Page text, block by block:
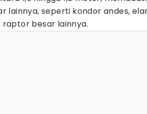
lainnya, seperti kondor andes,
besar lainnya.